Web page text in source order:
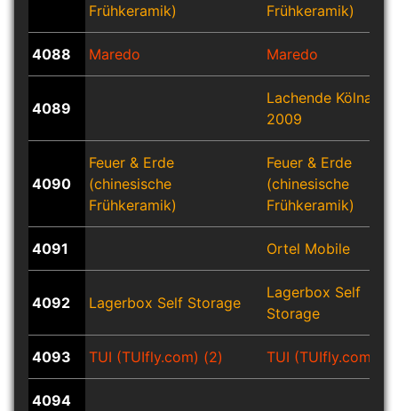
Frühkeramik)
Frühkeramik)
4088 Maredo Maredo
4089
Lachende
2009
4090
Feuer & Erde
(chinesische
Frühkeramik)
Feuer & Erde
(chinesische
Frühkeramik)
4091 Ortel Mobile
4092 Lagerbox Self Storage
Lagerbox Self
Storage
4093 TUI (TUIfly.com) (2) TUI (TUIfly.com)
4094